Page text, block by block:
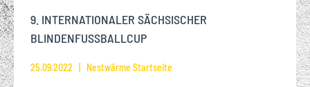
9. INTERNATIONALER SÄCHSISCHER
BLINDENFUSSBALLCUP
25.09.2022 Nestwärme Startseite